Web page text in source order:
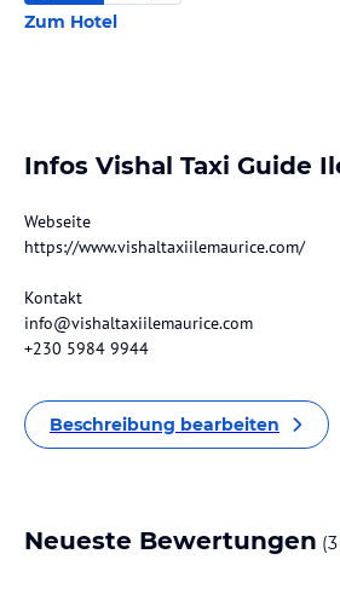
Zum Hotel
Infos Vishal Taxi Guide
Webseite
https://www.vishaltaxiilemaurice.com/
Kontakt
info@vishaltaxiilemaurice.com
+230 5984 9944
Beschreibung bearbeiten
Neueste Bewertungen